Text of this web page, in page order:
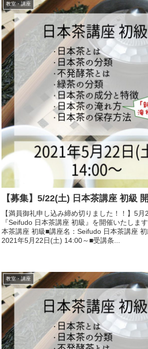
教室・講座
【募集】5/22(土) 日本茶講座 初級
【満員御礼申し込み締め切りました！！】5月
『Seifudo 日本茶講座 初級』を開催いたしま
本茶講座 初級■講座名：Seifudo 日本茶講座 初
2021年5月22日(土) 14:00～■受講条...
教室・講座